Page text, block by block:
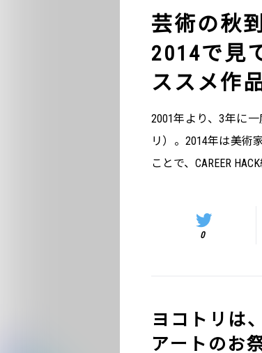
芸術の秋
2014で見
ススメ作
2001年より、3年に
リ）。2014年は美術
ことで、CAREER
0
ヨコトリは
アートのお祭